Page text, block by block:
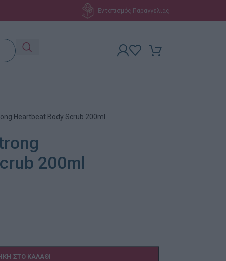
Εντοπισμός Παραγγελίας
Heartbeat Body Scrub 200ml
200ml
ΣΤΟ ΚΑΛΆΘΙ